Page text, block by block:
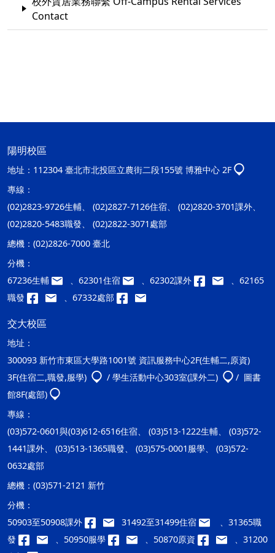
Contact
陽明校區
地址： 112304 臺北市北投區立農街二段155號 博雅中心 2F
專線：
(02)2823-9726生輔、 (02)2827-7126住宿、 (02)2820-3701課外、
(02)2820-5483職發、 (02)2822-3071處部
總機： (02)2826-7000 臺北
分機：
67236生輔
、62301住宿 、62302課外
、62165
職發
、67332處部
交大校區
地址：
300093 新竹市東區大學路1001號 資訊服務中心2F(生輔二,原資)
3F(住宿二,職發,服學)
/ 學生活動中心303室(課外二)
/ 圖書
館8F(處部)
專線：
(03)572-0601與(03)612-6516住宿、 (03)513-1222生輔、 (03)572-
1441課外、 (03)513-1365職發、 (03)575-0001服學、 (03)572-
0632處部
總機： (03)571-2121 新竹
分機：
50903至50908課外
31492至31499住宿
、31365職
發
、50950服學 、50870原資
、31200